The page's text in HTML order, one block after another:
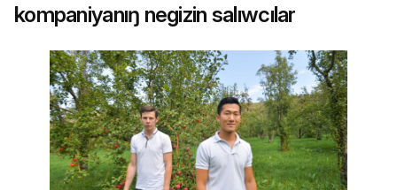
kompaniyanıŋ negizin salıwcılar